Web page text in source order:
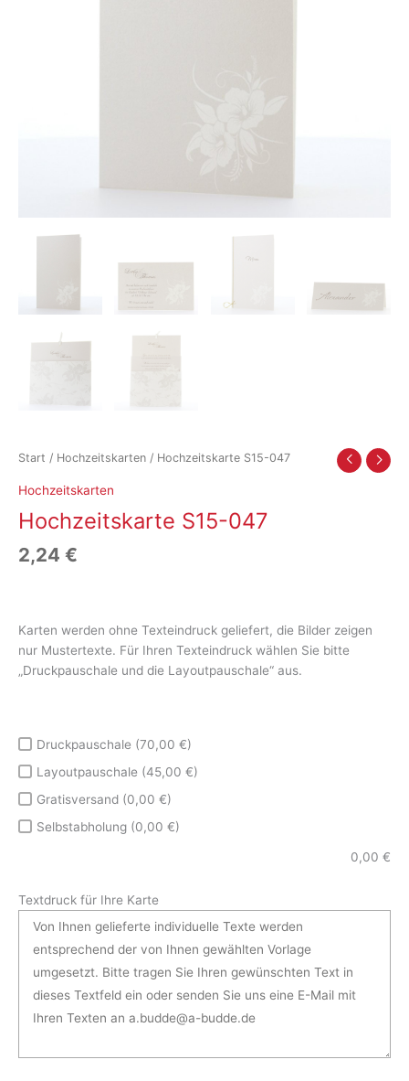
Start / Hochzeitskarten / Hochzeitskarte S15-047
Hochzeitskarten
Hochzeitskarte S15-047
2,24 €
Karten werden ohne Texteindruck geliefert, die Bilder zeigen
nur Mustertexte. Für Ihren Texteindruck wählen Sie bitte
„Druckpauschale und die Layoutpauschale“ aus.
Druckpauschale (70,00 €)
Layoutpauschale (45,00 €)
Gratisversand (0,00 €)
Selbstabholung (0,00 €)
0,00 €
Textdruck für Ihre Karte